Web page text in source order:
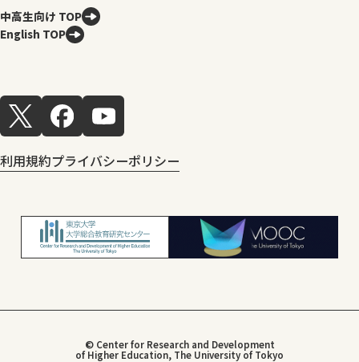
中高生向け TOP
English TOP
利用規約プライバシーポリシー
© Center for Research and Development
of Higher Education, The University of Tokyo